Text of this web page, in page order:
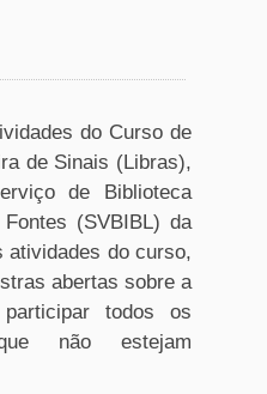
do Curso de
de Sinais (Libras),
de Biblioteca
(SVBIBL) da
atividades do curso,
abertas sobre a
todos os
não estejam